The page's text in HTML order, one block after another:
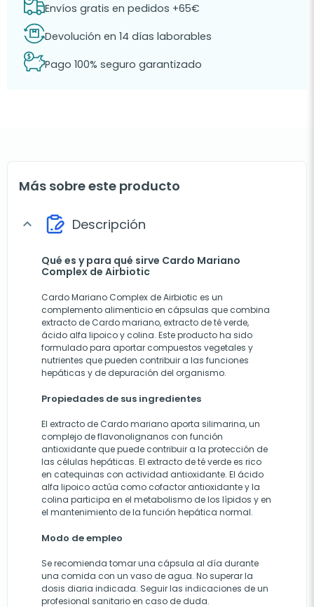
Envíos gratis en pedidos +65€
Devolución en 14 días laborables
Pago 100% seguro garantizado
Más sobre este producto
expand_more Descripción
Qué es y para qué sirve Cardo Mariano
Complex de Airbiotic
Cardo Mariano Complex de Airbiotic es un
complemento alimenticio en cápsulas que combina
extracto de Cardo mariano, extracto de té verde,
ácido alfa lipoico y colina. Este producto ha sido
formulado para aportar compuestos vegetales y
nutrientes que pueden contribuir a las funciones
hepáticas y de depuración del organismo.
Propiedades de sus ingredientes
El extracto de Cardo mariano aporta silimarina, un
complejo de flavonolignanos con función
antioxidante que puede contribuir a la protección de
las células hepáticas. El extracto de té verde es rico
en catequinas con actividad antioxidante. El ácido
alfa lipoico actúa como cofactor antioxidante y la
colina participa en el metabolismo de los lípidos y en
el mantenimiento de la función hepática normal.
Modo de empleo
Se recomienda tomar una cápsula al día durante
una comida con un vaso de agua. No superar la
dosis diaria indicada. Seguir las indicaciones de un
profesional sanitario en caso de duda.